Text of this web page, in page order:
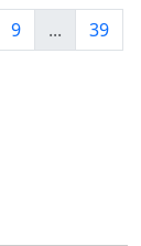
9 ...
39